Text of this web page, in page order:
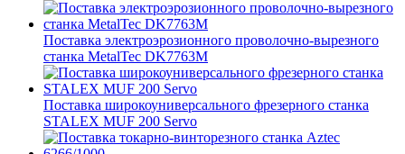
Поставка электроэрозионного проволочно-вырезного
станка MetalTec DK7763M
Поставка широкоуниверсального фрезерного станка
STALEX MUF 200 Servo